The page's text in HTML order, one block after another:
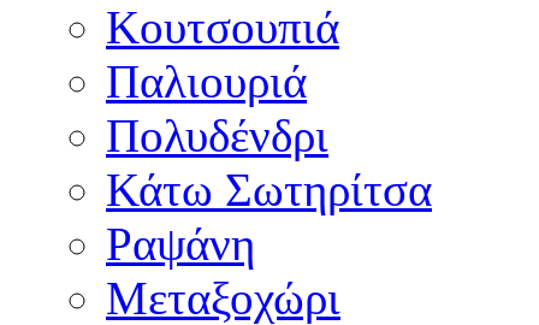
Κουτσουπιά
Παλιουριά
Πολυδένδρι
Κάτω Σωτηρίτσα
Ραψάνη
Μεταξοχώρι